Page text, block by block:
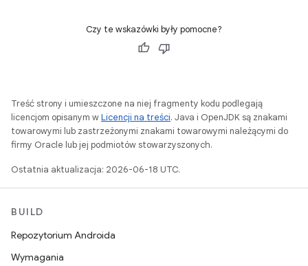
Czy te wskazówki były pomocne?
Treść strony i umieszczone na niej fragmenty kodu podlegają
licencjom opisanym wLicencji na treści. Java i OpenJDK są znakami
towarowymi lub zastrzeżonymi znakami towarowymi należącymi do
firmy Oracle lub jej podmiotów stowarzyszonych.
Ostatnia aktualizacja: 2026-06-18 UTC.
BUILD
Repozytorium Androida
Wymagania